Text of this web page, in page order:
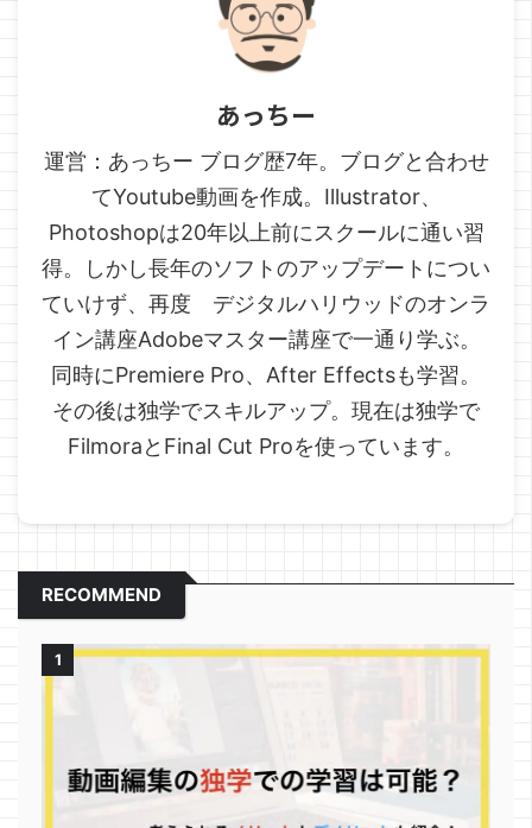
あっちー
運営：あっちー ブログ歴7年。ブログと合わせ
てYoutube動画を作成。Illustrator、
Photoshopは20年以上前にスクールに通い習
得。しかし長年のソフトのアップデートについ
ていけず、再度 デジタルハリウッドのオンラ
イン講座Adobeマスター講座で一通り学ぶ。
同時にPremiere Pro、After Effectsも学習。
その後は独学でスキルアップ。現在は独学で
FilmoraとFinal Cut Proを使っています。
RECOMMEND
1